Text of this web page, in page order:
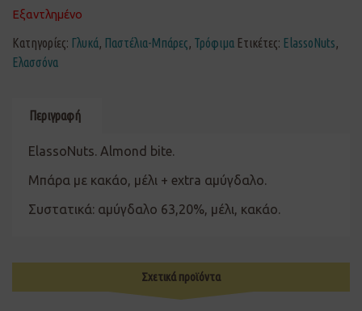
Εξαντλημένο
Κατηγορίες: Γλυκά, Παστέλια-Μπάρες, Τρόφιμα Ετικέτες: ElassoNuts,
Ελασσόνα
Περιγραφή
ElassoNuts. Almond bite.
Μπάρα με κακάο, μέλι + extra αμύγδαλο.
Συστατικά: αμύγδαλο 63,20%, μέλι, κακάο.
Σχετικά προϊόντα